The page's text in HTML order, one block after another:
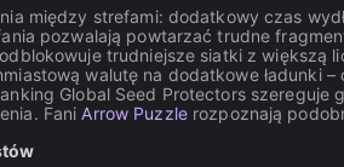
między strefami: dodatkowy czas
pozwalają powtarzać trudne
trudniejsze siatki z większą
walutę na dodatkowe ładunki
Global Seed Protectors
FaniArrow Puzzlerozpoznają